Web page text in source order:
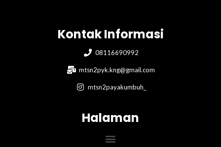
Kontak Informasi
08116690992
mtsn2pyk.kng@gmail.com
mtsn2payakumbuh_
Halaman
Menu